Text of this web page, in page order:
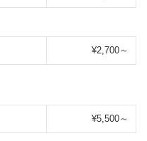
¥2,700～
¥5,500～